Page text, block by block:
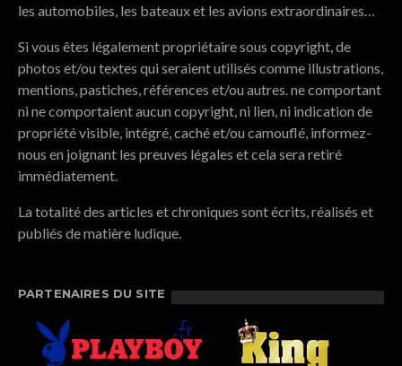
les automobiles, les bateaux et les avions extraordinaires…
Si vous êtes légalement propriétaire sous copyright, de
photos et/ou textes qui seraient utilisés comme illustrations,
mentions, pastiches, références et/ou autres. ne comportant
ni ne comportaient aucun copyright, ni lien, ni indication de
propriété visible, intégré, caché et/ou camouflé, informez-
nous en joignant les preuves légales et cela sera retiré
immédiatement.
La totalité des articles et chroniques sont écrits, réalisés et
publiés de matière ludique.
PARTENAIRES DU SITE